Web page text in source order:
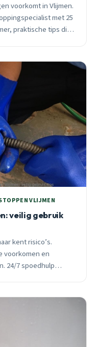
voorkomt in Vlijmen.
met 25
praktische tips die
VLIJMEN
veilig gebruik
kent risico’s.
voorkomen en
24/7 spoedhulp